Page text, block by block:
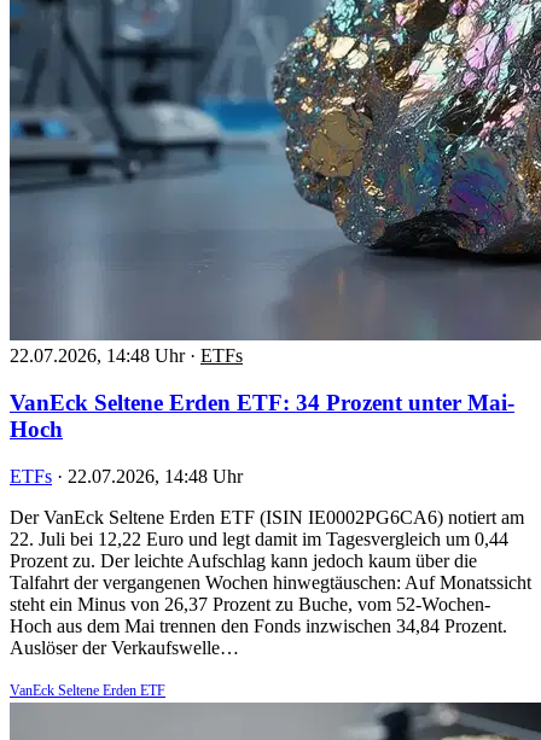
22.07.2026, 14:48 Uhr · ETFs
VanEck Seltene Erden ETF: 34 Prozent unter Mai-
Hoch
ETFs · 22.07.2026, 14:48 Uhr
Der VanEck Seltene Erden ETF (ISIN IE0002PG6CA6) notiert am
22. Juli bei 12,22 Euro und legt damit im Tagesvergleich um 0,44
Prozent zu. Der leichte Aufschlag kann jedoch kaum über die
Talfahrt der vergangenen Wochen hinwegtäuschen: Auf Monatssicht
steht ein Minus von 26,37 Prozent zu Buche, vom 52-Wochen-
Hoch aus dem Mai trennen den Fonds inzwischen 34,84 Prozent.
Auslöser der Verkaufswelle…
VanEck Seltene Erden ETF